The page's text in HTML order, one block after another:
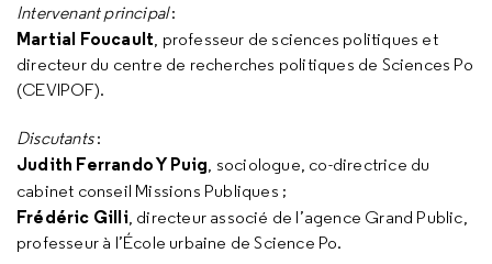
Intervenant principal:
Martial Foucault, professeur de sciences politiques et
directeur du centre de recherches politiques de Sciences Po
(CEVIPOF).
Discutants:
Judith Ferrando Y Puig, sociologue, co-directrice du
cabinet conseil Missions Publiques ;
Frédéric Gilli, directeur associé de l’agence Grand Public,
professeur à l’École urbaine de Science Po.